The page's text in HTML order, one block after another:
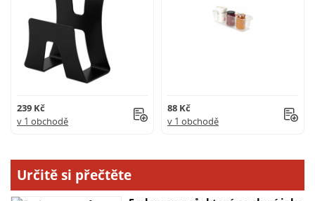
239 Kč
v 1 obchodě
88 Kč
v 1 obchodě
Určitě si přečtěte